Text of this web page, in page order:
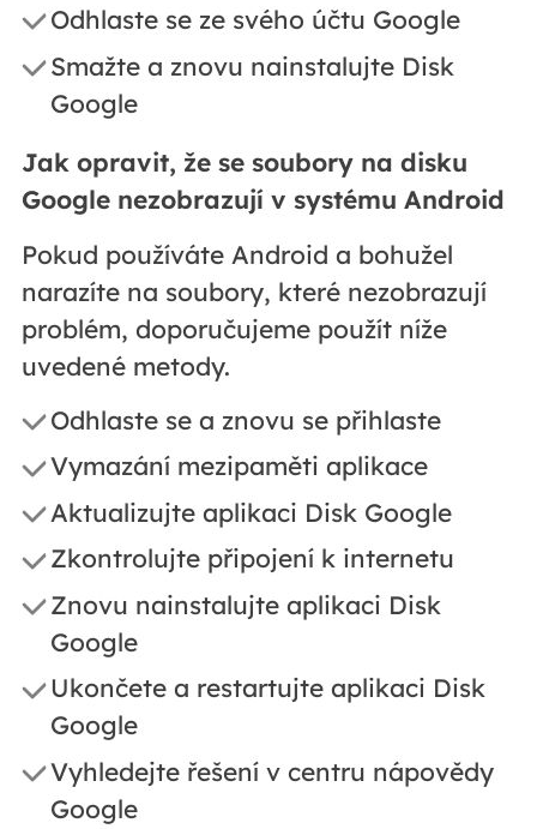
Odhlaste se ze svého účtu Google
Smažte a znovu nainstalujte Disk
Google
Jak opravit, že se soubory na disku
Google nezobrazují v systému Android
Pokud používáte Android a bohužel
narazíte na soubory, které nezobrazují
problém, doporučujeme použít níže
uvedené metody.
Odhlaste se a znovu se přihlaste
Vymazání mezipaměti aplikace
Aktualizujte aplikaci Disk Google
Zkontrolujte připojení k internetu
Znovu nainstalujte aplikaci Disk
Google
Ukončete a restartujte aplikaci Disk
Google
Vyhledejte řešení v centru nápovědy
Google